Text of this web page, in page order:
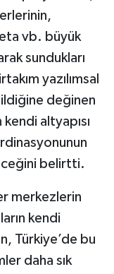
vb. büyük
sundukları
yazılımsal
değinen
altyapısı
belirtti.
merkezlerin
kendi
Türkiye’de bu
daha sık